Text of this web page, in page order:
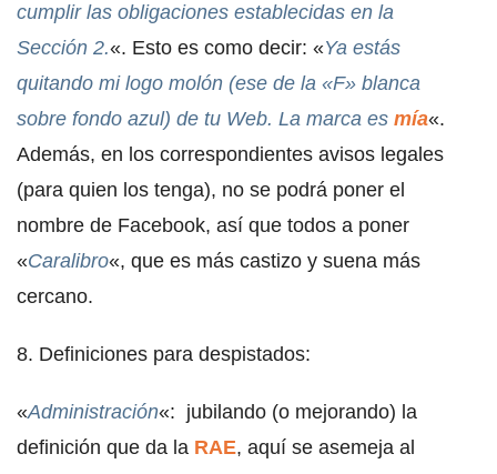
cumplir las obligaciones establecidas en la
Sección 2.«. Esto es como decir: «Ya estás
quitando mi logo molón (ese de la «F» blanca
sobre fondo azul) de tu Web. La marca es mía«.
Además, en los correspondientes avisos legales
(para quien los tenga), no se podrá poner el
nombre de Facebook, así que todos a poner
«Caralibro«, que es más castizo y suena más
cercano.
8. Definiciones para despistados:
«Administración«: jubilando (o mejorando) la
definición que da la RAE, aquí se asemeja al